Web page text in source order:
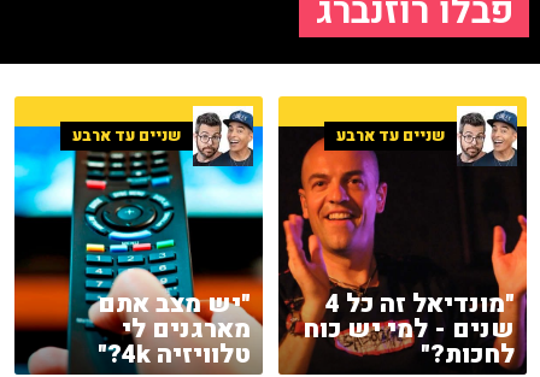
פבלו רוזנברג
שניים עד ארבע
"מונדיאל זה כל 4
שנים - למי יש כוח
לחכות?"
שניים עד ארבע
"יש מצב אתם
מארגנים לי
טלוויזיה 4k?"